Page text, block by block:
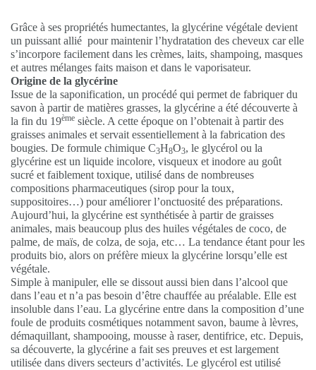
Grâce à ses propriétés humectantes, la glycérine végétale devient
un puissant allié pour maintenir l’hydratation des cheveux car elle
s’incorpore facilement dans les crèmes, laits, shampoing, masques
et autres mélanges faits maison et dans le vaporisateur.
Origine de la glycérine
Issue de la saponification, un procédé qui permet de fabriquer du
savon à partir de matières grasses, la glycérine a été découverte à
la fin du 19ème siècle. A cette époque on l’obtenait à partir des
graisses animales et servait essentiellement à la fabrication des
bougies. De formule chimique C3H8O3, le glycérol ou la
glycérine est un liquide incolore, visqueux et inodore au goût
sucré et faiblement toxique, utilisé dans de nombreuses
compositions pharmaceutiques (sirop pour la toux,
suppositoires…) pour améliorer l’onctuosité des préparations.
Aujourd’hui, la glycérine est synthétisée à partir de graisses
animales, mais beaucoup plus des huiles végétales de coco, de
palme, de maïs, de colza, de soja, etc… La tendance étant pour les
produits bio, alors on préfère mieux la glycérine lorsqu’elle est
végétale.
Simple à manipuler, elle se dissout aussi bien dans l’alcool que
dans l’eau et n’a pas besoin d’être chauffée au préalable. Elle est
insoluble dans l’eau. La glycérine entre dans la composition d’une
foule de produits cosmétiques notamment savon, baume à lèvres,
démaquillant, shampooing, mousse à raser, dentifrice, etc. Depuis,
sa découverte, la glycérine a fait ses preuves et est largement
utilisée dans divers secteurs d’activités. Le glycérol est utilisé